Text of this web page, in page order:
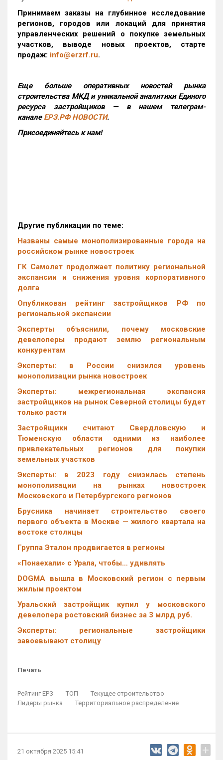
Принимаем заказы на глубинное исследование
регионов, городов или локаций для принятия
управленческих решений о покупке земельных
участков, выводе новых проектов, старте
продаж: info@erzrf.ru.
Еще больше оперативных новостей рынка
строительства МКД и уникальной аналитики Единого
ресурса застройщиков — в нашем телеграм-
канале ЕРЗ.РФ НОВОСТИ.
Присоединяйтесь к нам!
Другие публикации по теме:
Названы самые монополизированные города на
российском рынке новостроек
ГК Самолет продолжает политику региональной
экспансии и снижения уровня корпоративного
долга
Опубликован рейтинг застройщиков РФ по
региональной экспансии
Эксперты объяснили, почему московские
девелоперы продают землю региональным
конкурентам
Эксперты: в России снизился уровень
монополизации рынка новостроек
Эксперты: межрегиональная экспансия
застройщиков на рынок Северной столицы будет
только расти
Застройщики считают Свердловскую и
Тюменскую области одними из наиболее
привлекательных регионов для покупки
земельных участков
Эксперты: в 2023 году снизилась степень
монополизации на рынках новостроек
Московского и Петербургского регионов
Брусника начинает строительство своего
первого объекта в Москве — жилого квартала на
востоке столицы
Группа Эталон продвигается в регионы
«Понаехали» с Урала, чтобы… удивлять
DOGMA вышла в Московский регион с первым
жилым проектом
Уральский застройщик купил у московского
девелопера ростовский бизнес за 3 млрд руб.
Эксперты: региональные застройщики
завоевывают столицу
Печать
Рейтинг ЕРЗ ТОП
Текущее строительство
Лидеры рынка
Территориальное распределение
21 октября 2025 15:41 +